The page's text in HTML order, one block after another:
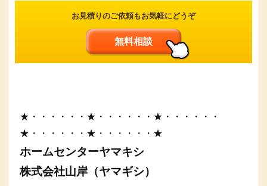
お見積りのご依頼もお気軽にどうぞ
無料相談
★・・・・・・★・・・・・・★・・・・・・
★・・・・・・★・・・・・・★
ホームセンターヤマキシ
株式会社山岸（ヤマギシ）